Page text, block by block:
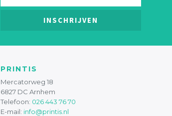
INSCHRIJVEN
PRINTIS
Mercatorweg 18
6827 DC Arnhem
Telefoon: 026 443 76 70
E-mail: info@printis.nl